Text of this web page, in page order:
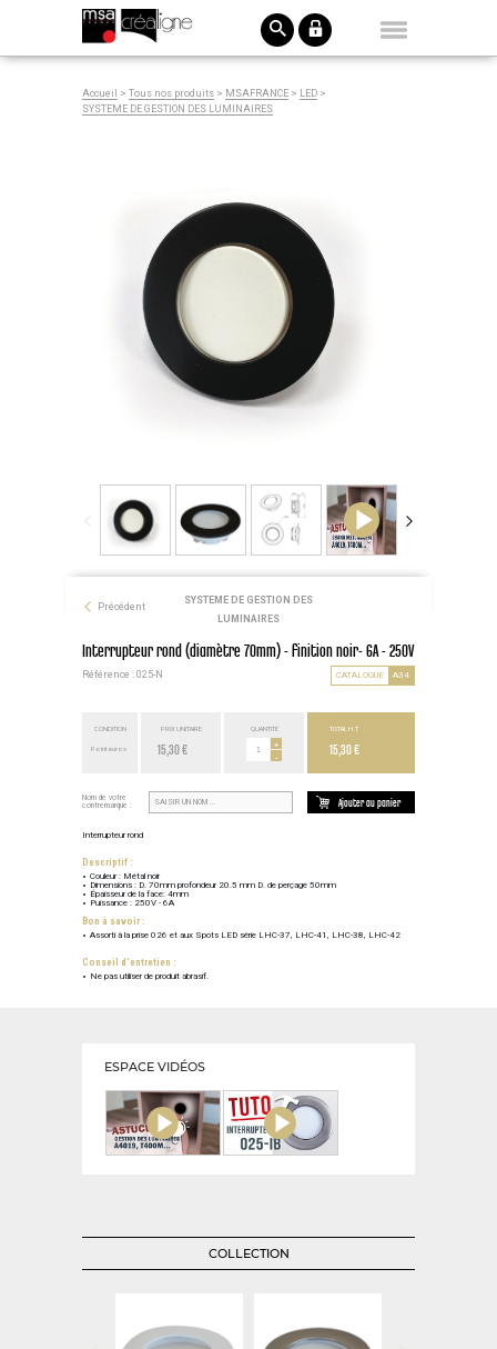
Accueil > Tous nos produits > MSAFRANCE > LED >
SYSTEME DE GESTION DES LUMINAIRES
Précédent
SYSTEME DE GESTION DES
LUMINAIRES
Interrupteur rond (diamètre 70mm) - finition noir- 6A - 250V
Référence : 025-N CATALOGUE A34
CONDITION
Point euros
PRIX UNITAIRE
15,30 €
QUANTITÉ
+
-
TOTAL H.T.
15,30 €
Nom de votre
contremarque :
Ajouter au panier
Interrupteur rond
Descriptif :
Couleur : Métal noir
Dimensions : D. 70mm profondeur 20.5 mm D. de perçage 50mm
Épaisseur de la face: 4mm
Puissance : 250V - 6A
Bon à savoir :
Assorti à la prise 026 et aux Spots LED série LHC-37, LHC-41, LHC-38, LHC-42
Conseil d’entretien :
Ne pas utiliser de produit abrasif.
ESPACE VIDÉOS
COLLECTION